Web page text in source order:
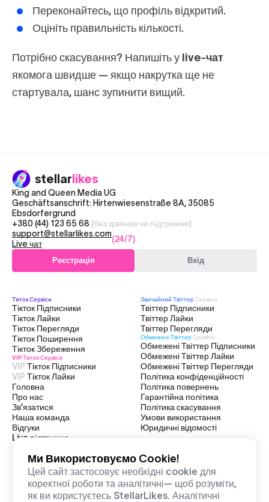
Переконайтесь, що профіль відкритий.
Оцініть правильність кількості.
Потрібно скасування? Напишіть у live‑чат
якомога швидше — якщо накрутка ще не
стартувала, шанс зупинити вищий.
stellarlikes
King and Queen Media UG
Geschäftsanschrift: Hirtenwiesenstraße 8A, 35085
Ebsdorfergrund
+380 (44) 123 65 68 (без дзвінків чи підтримки)
support@stellarlikes.com
Live чат
(24/7)
Реєстрація Вхід
Головна
Про нас
Зв’язатися
Наша команда
Відгуки
Live підтримка
ТіктокСервіси
Тікток Підписники
Тікток Лайки
Тікток Перегляди
Тікток Поширення
Тікток Збереження
VIP ТіктокСервіси
VIP Тікток Підписники
VIP Тікток Лайки
Звичайний ТвіттерСервіси
Твіттер Підписники
Твіттер Лайки
Твіттер Перегляди
Обмежені ТвіттерСервіси
Обмежені Твіттер Підписники
Обмежені Твіттер Лайки
Обмежені Твіттер Перегляди
Політика конфіденційності
Політика повернень
Гарантійна політика
Політика скасування
Умови використання
Юридичні відомості
2025 StellarLikes — Усі права захищені
Ми Використовуємо Cookie!
Цей сайт застосовує необхідні cookie для
коректної роботи та аналітичні— щоб розуміти,
як ви користуєтесь StellarLikes. Аналітичні